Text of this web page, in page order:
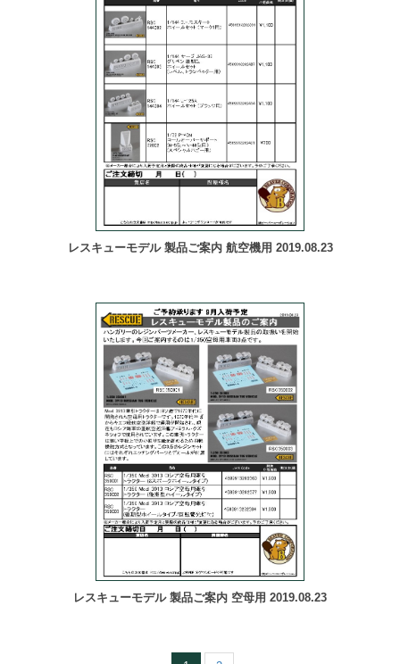
レスキューモデル 製品ご案内 航空機用 2019.08.23
レスキューモデル 製品ご案内 空母用 2019.08.23